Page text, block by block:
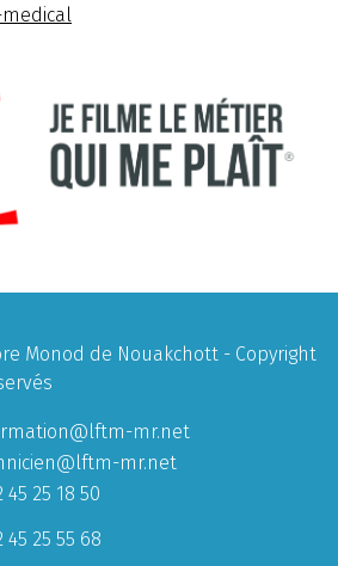
Monod de Nouakchott - Copyright
mr.net
mr.net
45 25 18 50
45 25 55 68